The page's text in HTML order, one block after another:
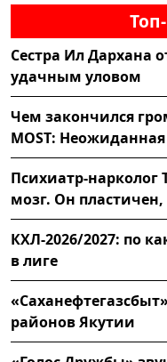
Сестра Ил Дархана
удачным уловом
Чем закончился
MOST: Неожиданная
Психиатр-нарколог
мозг. Он
КХЛ-2026/2027: по
в лиге
районов Якутии